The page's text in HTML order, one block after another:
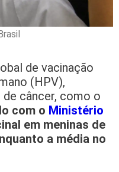
de vacinação
(HPV),
câncer, como o
com o Ministério
em meninas de
a média no